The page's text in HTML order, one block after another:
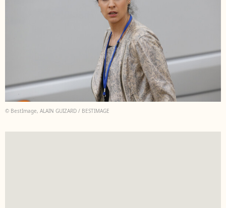
© BestImage, ALAIN GUIZARD / BESTIMAGE